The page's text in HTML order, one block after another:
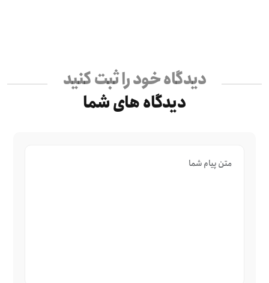
دیدگاه خود را ثبت کنید
دیدگاه های شما